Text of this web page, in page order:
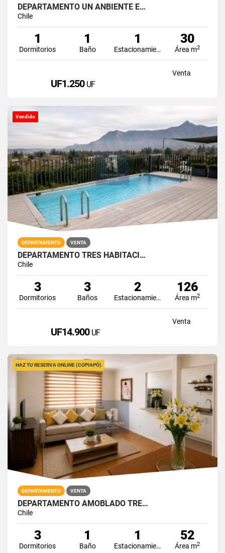
DEPARTAMENTO UN ANBIENTE E…
Chile
1
Dormitorios
1
Baño
1
Estacionamiento
30
Área m2
Venta
UF1.250 UF
Vendido
DEPARTAMENTO VENTA
DEPARTAMENTO TRES HABITACI…
Chile
3
Dormitorios
3
Baños
2
Estacionamiento
126
Área m2
Venta
UF14.900 UF
HAZ TU RESERVA ONLINE (COPIAPÓ)
DEPARTAMENTO VENTA
DEPARTAMENTO AMOBLADO TRE…
Chile
3
Dormitorios
1
Baño
1
Estacionamiento
52
Área m2